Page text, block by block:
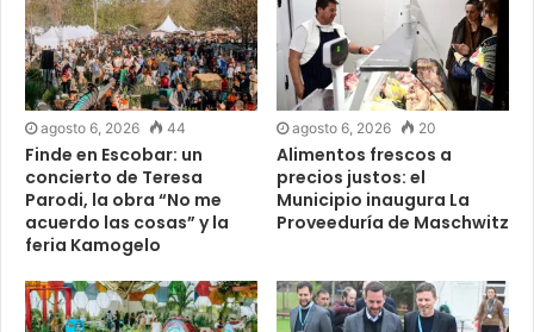
agosto 6, 2026 44
Finde en Escobar: un
concierto de Teresa
Parodi, la obra “No me
acuerdo las cosas” y la
feria Kamogelo
agosto 6, 2026 20
Alimentos frescos a
precios justos: el
Municipio inaugura La
Proveeduría de Maschwitz